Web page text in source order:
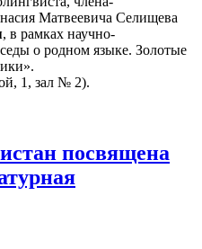
Матвеевича Селищева
, в рамках научно-
о родном языке. Золотые
1, зал № 2).
посвящена